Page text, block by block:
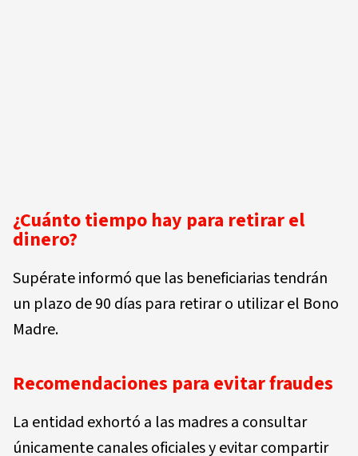
¿Cuánto tiempo hay para retirar el
dinero?
Supérate informó que las beneficiarias tendrán
un plazo de 90 días para retirar o utilizar el Bono
Madre.
Recomendaciones para evitar fraudes
La entidad exhortó a las madres a consultar
únicamente canales oficiales y evitar compartir